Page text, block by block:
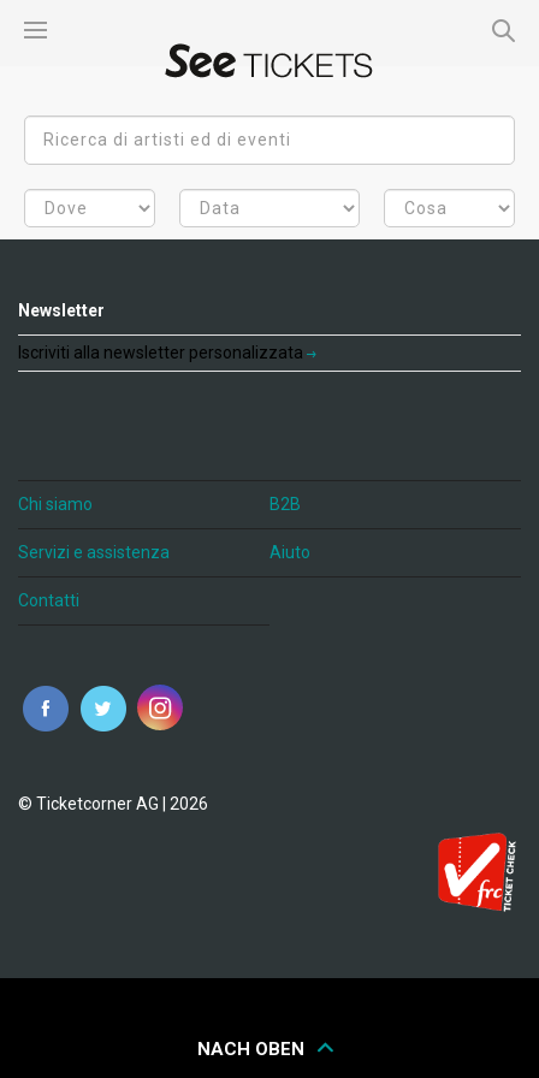
Newsletter
Iscriviti alla newsletter personalizzata
Chi siamo B2B
Servizi e assistenza Aiuto
Contatti
© Ticketcorner AG | 2026
NACH OBEN